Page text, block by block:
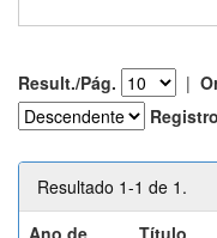
Result./Pág. |
Resultado 1-1 de 1.
Ano de
Título